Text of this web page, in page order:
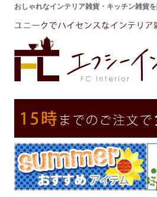
おしゃれなインテリア雑貨・キッチン雑貨を